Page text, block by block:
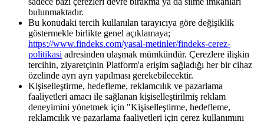
bulunmaktadır.
Bu konudaki tercih kullanılan tarayıcıya göre değişiklik
göstermekle birlikte genel açıklamaya;
https://www.findeks.com/yasal-metinler/findeks-cerez-
politikasi adresinden ulaşmak mümkündür. Çerezlere ilişkin
tercihin, ziyaretçinin Platform'a erişim sağladığı her bir cihaz
özelinde ayrı ayrı yapılması gerekebilecektir.
Kişiselleştirme, hedefleme, reklamcılık ve pazarlama
faaliyetleri amacı ile sağlanan kişiselleştirilmiş reklam
deneyimini yönetmek için "Kişiselleştirme, hedefleme,
reklamcılık ve pazarlama faaliyetleri için çerez kullanımını